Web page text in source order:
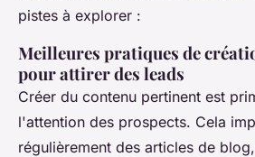
pistes à explorer :
Meilleures pratiques de
pour attirer des leads
Créer du contenu pertinent est
l'attention des prospects. Cela
régulièrement des articles de